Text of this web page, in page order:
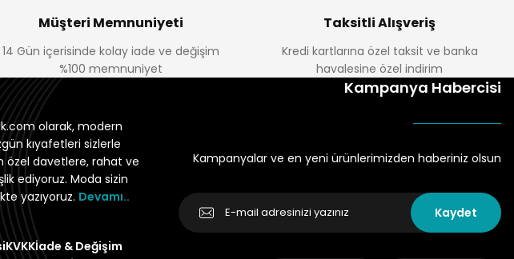
Müşteri Memnuniyeti
14 Gün içerisinde kolay iade ve değişim
%100 memnuniyet
Taksitli Alışveriş
Kredi kartlarına özel taksit ve banka
havalesine özel indirim
olarak, modern
kıyafetleri sizlerle
özel davetlere, rahat ve
ediyoruz. Moda sizin
yazıyoruz. Devamı..
KVKKİade & Değişim
Kampanya Habercisi
Kampanyalar ve en yeni ürünlerimizden haberiniz olsun
Kaydet